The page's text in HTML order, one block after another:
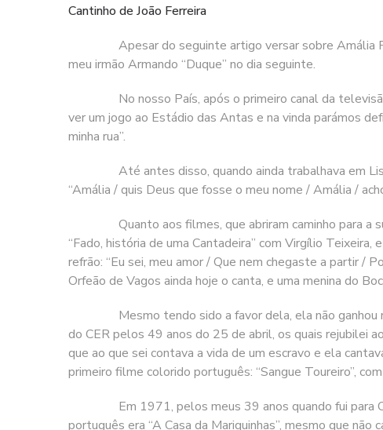
Cantinho de João Ferreira
Apesar do seguinte artigo versar sobre Amália
meu irmão Armando “Duque” no dia seguinte.
No nosso País, após o primeiro canal da televisão
ver um jogo ao Estádio das Antas e na vinda parámos
minha rua”.
Até antes disso, quando ainda trabalhava em
“Amália / quis Deus que fosse o meu nome / Amália /
Quanto aos filmes, que abriram caminho para a sua
“Fado, história de uma Cantadeira” com Virgílio
refrão: “Eu sei, meu amor / Que nem chegaste a partir /
Orfeão de Vagos ainda hoje o canta, e uma menina do
Mesmo tendo sido a favor dela, ela não ganhou na
do CER pelos 49 anos do 25 de abril, os quais rejubilei
que ao que sei contava a vida de um escravo e ela
primeiro filme colorido português: “Sangue Toureiro”,
Em 1971, pelos meus 39 anos quando fui para
português era “A Casa da Mariquinhas”, mesmo que